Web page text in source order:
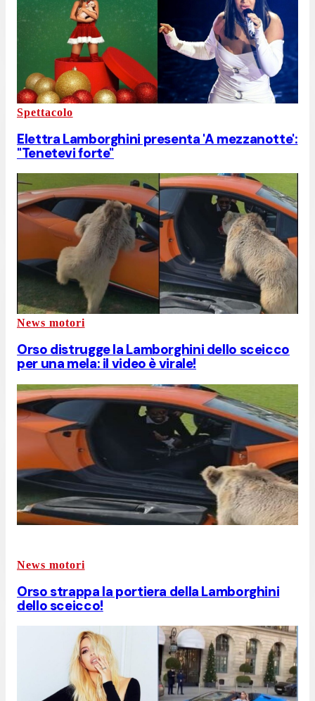
Spettacolo
Elettra Lamborghini presenta 'A mezzanotte':
"Tenetevi forte"
News motori
Orso distrugge la Lamborghini dello sceicco
per una mela: il video è virale!
News motori
Orso strappa la portiera della Lamborghini
dello sceicco!